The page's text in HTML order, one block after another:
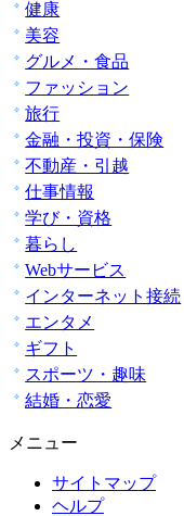
健康
美容
グルメ・食品
ファッション
旅行
金融・投資・保険
不動産・引越
仕事情報
学び・資格
暮らし
Webサービス
インターネット接続
エンタメ
ギフト
スポーツ・趣味
結婚・恋愛
メニュー
サイトマップ
ヘルプ